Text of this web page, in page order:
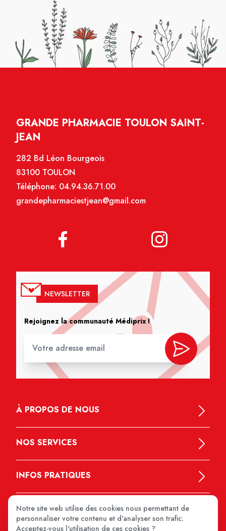
GRANDE PHARMACIE TOULON SAINT-
JEAN
282 Bd Léon Bourgeois
83100 TOULON
Téléphone: 04.94.36.71.00
grandepharmaciestjean@gmail.com
NEWSLETTER
Rejoignez la communauté Médiprix !
À PROPOS DE NOUS
NOS SERVICES
INFOS PRATIQUES
Notre site web utilise des cookies nous permettant de
personnaliser votre contenu et d'analyser son trafic.
Acceptez-vous l'utilisation de ces cookies ?